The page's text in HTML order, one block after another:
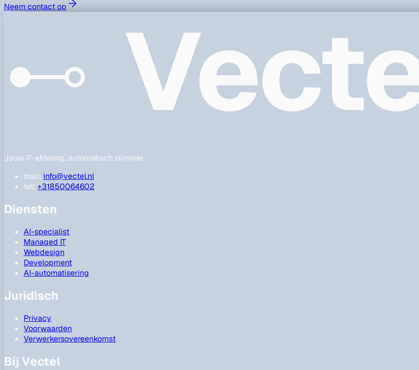
Neem contact op
Jouw IT-afdeling, automatisch slimmer.
mail: info@vectel.nl
tel: +31850064602
Diensten
AI-specialist
Managed IT
Webdesign
Development
AI-automatisering
Juridisch
Privacy
Voorwaarden
Verwerkersovereenkomst
Bij Vectel